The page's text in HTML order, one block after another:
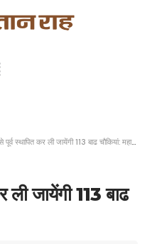
स्थापित कर ली जायेंगी 113 बाढ चौकियां: महाराज
जायेंगी 113 बाढ